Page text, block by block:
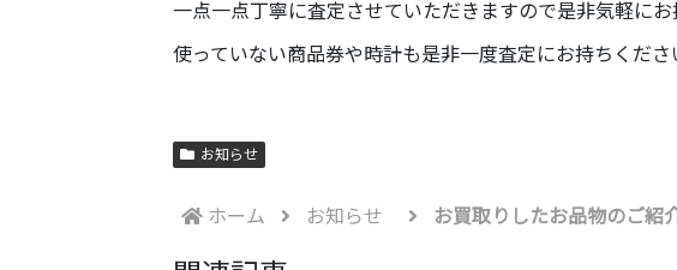
一点一点丁寧に査定させていただきますので是非気軽にお
使っていない商品券や時計も是非一度査定にお持ちくださ
お知らせ
ホーム お知らせ お買取りしたお品物のご紹